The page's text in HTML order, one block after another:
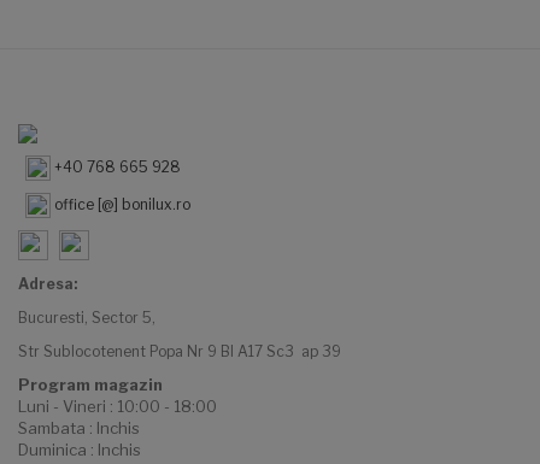
+40 768 665 928
office [@] bonilux.ro
Adresa:
Bucuresti, Sector 5,
Str Sublocotenent Popa Nr 9 Bl A17 Sc3 ap 39
Program magazin
Luni - Vineri : 10:00 - 18:00
Sambata : Inchis
Duminica : Inchis